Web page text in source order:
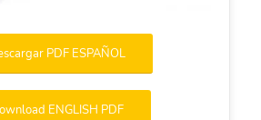
PDF ESPAÑOL
ENGLISH PDF